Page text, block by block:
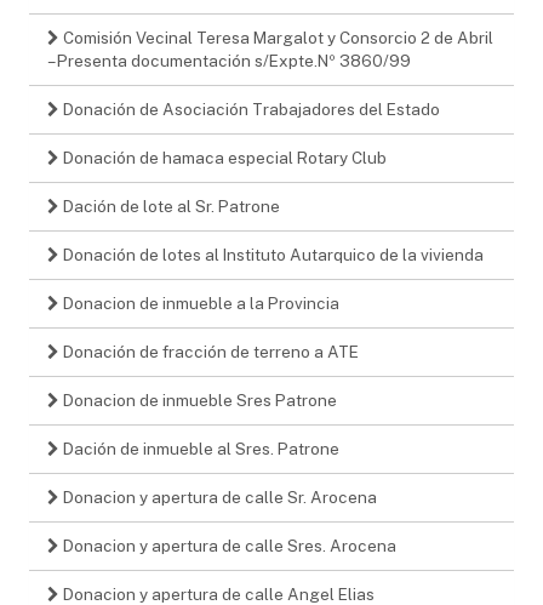
Comisión Vecinal Teresa Margalot y Consorcio 2 de Abril
– Presenta documentación s/Expte.Nº 3860/99
Donación de Asociación Trabajadores del Estado
Donación de hamaca especial Rotary Club
Dación de lote al Sr. Patrone
Donación de lotes al Instituto Autarquico de la vivienda
Donacion de inmueble a la Provincia
Donación de fracción de terreno a ATE
Donacion de inmueble Sres Patrone
Dación de inmueble al Sres. Patrone
Donacion y apertura de calle Sr. Arocena
Donacion y apertura de calle Sres. Arocena
Donacion y apertura de calle Angel Elias